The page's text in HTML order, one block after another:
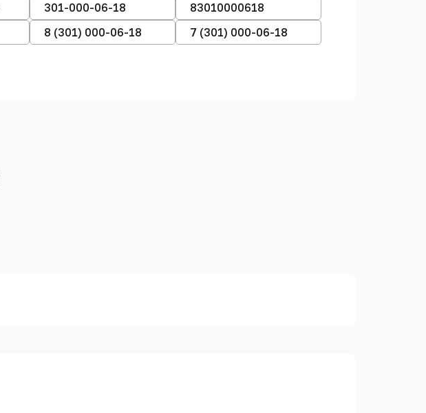
301-000-06-18
83010000618
8 (301) 000-06-18
7 (301) 000-06-18